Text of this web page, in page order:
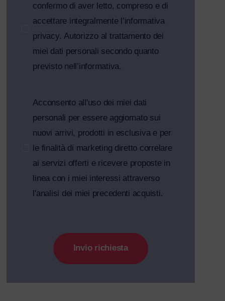
confermo di aver letto, compreso e di
accettare integralmente l’informativa
privacy. Autorizzo al trattamento dei
miei dati personali secondo quanto
previsto nell’informativa.
Acconsento all'uso dei miei dati
personali per essere aggiornato sui
nuovi arrivi, prodotti in esclusiva e per
le finalità di marketing diretto correlare
ai servizi offerti e ricevere proposte in
linea con i miei interessi attraverso
l'analisi dei miei precedenti acquisti.
Invio richiesta